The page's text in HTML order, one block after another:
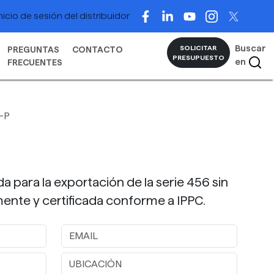
de sesión del distribuidor
PREGUNTAS
FRECUENTES
CONTACTO
SOLICITAR
PRESUPUESTO
Buscar
en
P
para la exportación de la serie 456 sin
y certificada conforme a IPPC.